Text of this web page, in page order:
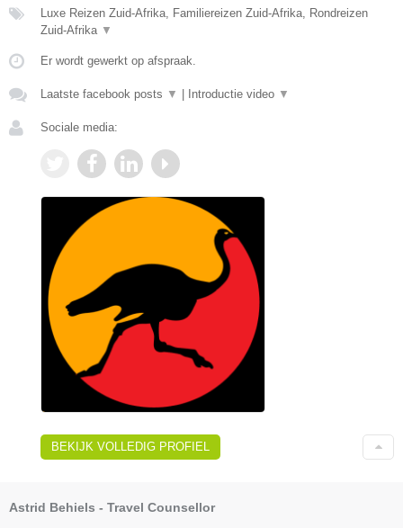
Luxe Reizen Zuid-Afrika, Familiereizen Zuid-Afrika, Rondreizen
Zuid-Afrika ▼
Er wordt gewerkt op afspraak.
Laatste facebook posts ▼ Introductie video ▼
Sociale media:
BEKIJK VOLLEDIG PROFIEL
Astrid Behiels - Travel Counsellor